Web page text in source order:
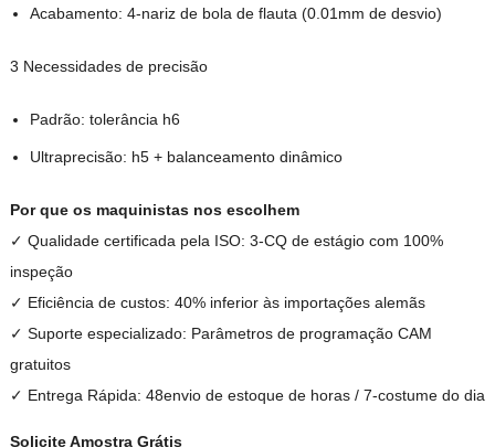
Acabamento: 4-nariz de bola de flauta (0.01mm de desvio)
3 Necessidades de precisão
Padrão: tolerância h6
Ultraprecisão: h5 + balanceamento dinâmico
Por que os maquinistas nos escolhem
✓ Qualidade certificada pela ISO: 3-CQ de estágio com 100%
inspeção
✓ Eficiência de custos: 40% inferior às importações alemãs
✓ Suporte especializado: Parâmetros de programação CAM
gratuitos
✓ Entrega Rápida: 48envio de estoque de horas / 7-costume do dia
Solicite Amostra Grátis